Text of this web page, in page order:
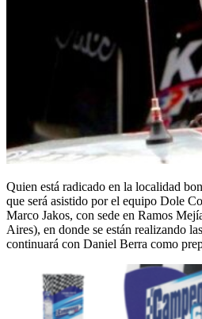
Quien está radicado en la localidad
que será asistido por el equipo Dole
Marco Jakos, con sede en Ramos
Aires), en donde se están realizando
continuará con Daniel Berra como